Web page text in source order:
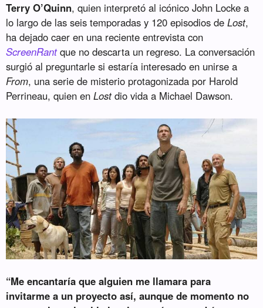
Terry O’Quinn, quien interpretó al icónico John Locke a
lo largo de las seis temporadas y 120 episodios deLost,
ha dejado caer en una reciente entrevista con
ScreenRantque no descarta un regreso. La conversación
surgió al preguntarle si estaría interesado en unirse a
From, una serie de misterio protagonizada por Harold
Perrineau, quien enLostdio vida a Michael Dawson.
“Me encantaría que alguien me llamara para
invitarme a un proyecto así, aunque de momento no